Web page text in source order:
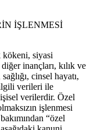
İŞLENMESİ
siyasi
inançları, kılık ve
cinsel hayatı,
verileri ile
verilerdir. Özel
işlenmesi
“özel